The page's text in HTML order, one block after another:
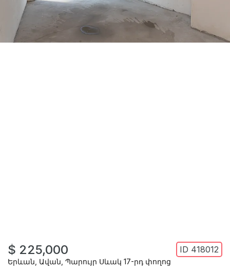
$ 225,000 ID 418012
Երևան Ավան Պարույր Սևակ 17-րդ փողոց